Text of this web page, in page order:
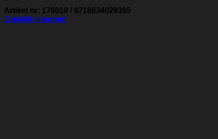
Artikel nr: 176010 / 8718634029305
Zakelijk inloggen